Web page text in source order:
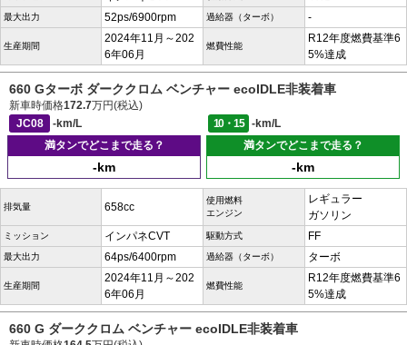
最大出力 52ps/6900rpm 過給器（ターボ） -
生産期間
2024年11月～202
6年06月
燃費性能
R12年度燃費基準6
5%達成
660 Gターボ ダーククロム ベンチャー ecoIDLE非装着車
新車時価格172.7万円(税込)
JC08
-km/L 10・15
-km/L
満タンでどこまで走る？
-km
満タンでどこまで走る？
-km
排気量 658cc
使用燃料
エンジン
レギュラー
ガソリン
ミッション インパネCVT 駆動方式 FF
最大出力 64ps/6400rpm 過給器（ターボ） ターボ
生産期間
2024年11月～202
6年06月
燃費性能
R12年度燃費基準6
5%達成
660 G ダーククロム ベンチャー ecoIDLE非装着車